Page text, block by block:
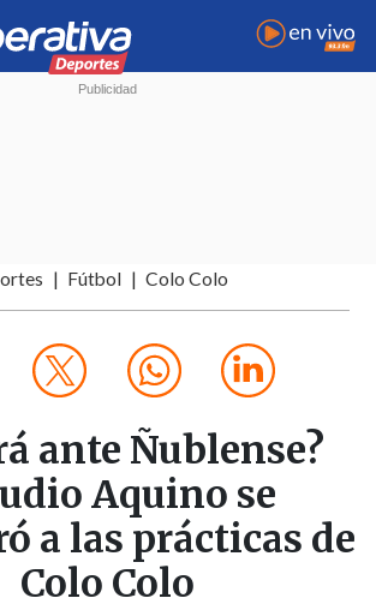
Fútbol Colo Colo
ante Ñublense?
Aquino se
a las prácticas de
Colo Colo